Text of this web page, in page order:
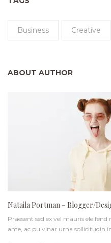
Business Creative
ABOUT AUTHOR
Nataila Portman – Blogger/
Praesent sed ex vel mauris
ante, ac pulvinar urna sollicitudin